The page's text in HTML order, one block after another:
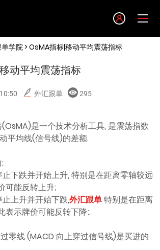
单学院> OsMA指标|移动平均震荡指标
动平均震荡指标
外汇跟单 295
是一个技术分析工具, 是震荡指数
平均线(信号线)的差额.
下跌并开始上升, 特别是在距离零轴较远
可能反转上升;
上升并开始下跌,外汇跟单特别是在距离
表示牌价可能反转下降;.
零线 (MACD 向上穿过信号线)是买进的